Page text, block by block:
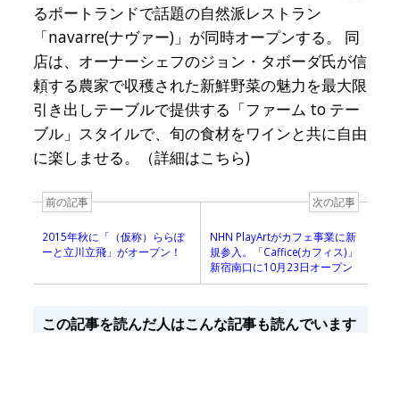
るポートランドで話題の自然派レストラン
「navarre(ナヴァー)」が同時オープンする。 同
店は、オーナーシェフのジョン・タボーダ氏が信
頼する農家で収穫された新鮮野菜の魅力を最大限
引き出しテーブルで提供する「ファーム to テー
ブル」スタイルで、旬の食材をワインと共に自由
に楽しませる。（詳細はこちら)
前の記事
2015年秋に「（仮称）ららぽ
ーと立川立飛」がオープン！
次の記事
NHN PlayArtがカフェ事業に新
規参入。「Caffice(カフィス)」
新宿南口に10月23日オープン
この記事を読んだ人はこんな記事も読んでいます